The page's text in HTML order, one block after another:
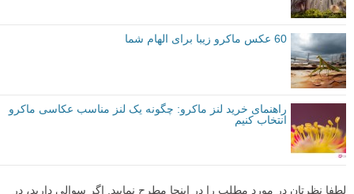
60 عکس ماکرو زیبا برای الهام شما
راهنمای خرید لنز ماکرو: چگونه یک لنز مناسب عکاسی ماکرو
انتخاب کنیم
لطفا نظرتان در مورد مطلب را در اینجا مطرح نمایید. اگر سوالی دارید، در